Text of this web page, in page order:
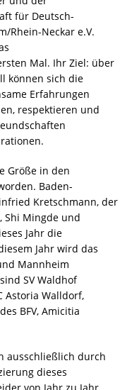
für Deutsch-
Rhein-Neckar e.V.
Mal. Ihr Ziel: über
können sich die
Erfahrungen
respektieren und
Größe in den
Baden-
Kretschmann, der
Shi Mingde und
Jahr die
Jahr wird das
Mannheim
SV Waldhof
Astoria Walldorf,
BFV, Amicitia
ausschließlich durch
dieses